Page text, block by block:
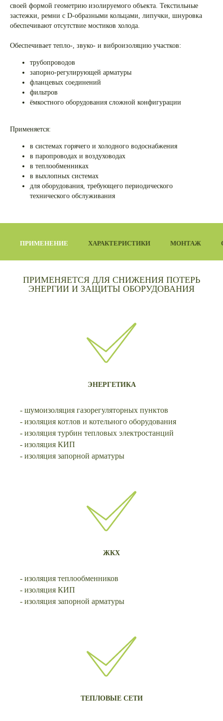
своей формой геометрию изолируемого объекта. Текстильные
застежки, ремни с D-образными кольцами, липучки, шнуровка
обеспечивают отсутствие мостиков холода.
Обеспечивает тепло-, звуко- и виброизоляцию участков:
трубопроводов
запорно-регулирующей арматуры
фланцевых соединений
фильтров
ёмкостного оборудования сложной конфигурации
Применяется:
в системах горячего и холодного водоснабжения
в паропроводах и воздуховодах
в теплообменниках
в выхлопных системах
для оборудования, требующего периодического
технического обслуживания
ПРИМЕНЕНИЕ ХАРАКТЕРИСТИКИ МОНТАЖ
ПРИМЕНЯЕТСЯ ДЛЯ СНИЖЕНИЯ ПОТЕРЬ
ЭНЕРГИИ И ЗАЩИТЫ ОБОРУДОВАНИЯ
ЭНЕРГЕТИКА
- шумоизоляция газорегуляторных пунктов
- изоляция котлов и котельного оборудования
- изоляция турбин тепловых электростанций
- изоляция КИП
- изоляция запорной арматуры
ЖКХ
- изоляция теплообменников
- изоляция КИП
- изоляция запорной арматуры
ТЕПЛОВЫЕ СЕТИ